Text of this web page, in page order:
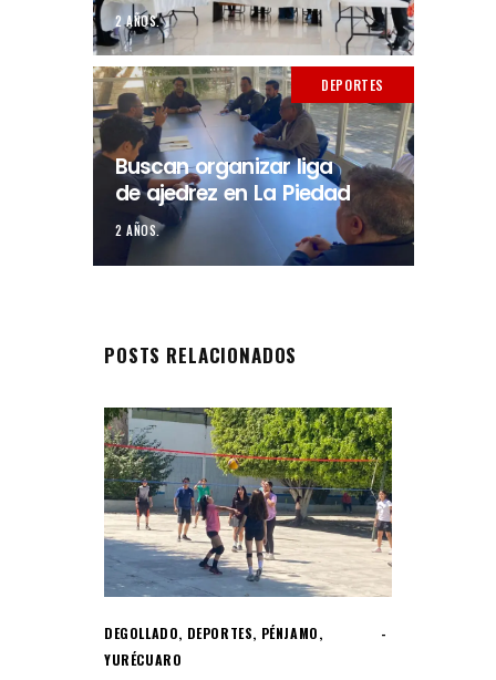
2 AÑOS.
DEPORTES
Buscan organizar liga
de ajedrez en La Piedad
2 AÑOS.
POSTS RELACIONADOS
DEGOLLADO, DEPORTES, PÉNJAMO,
YURÉCUARO